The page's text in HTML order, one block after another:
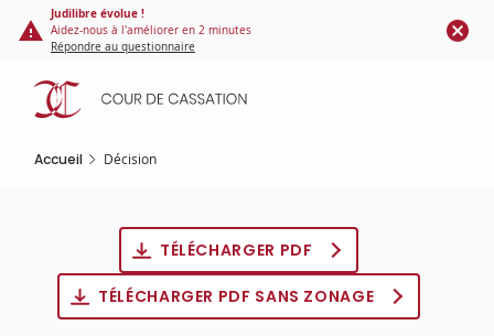
Panneau de gestion des cookies
contenu
principal
Judilibre évolue !
Aidez-nous à l'améliorer en 2 minutes
Répondre au questionnaire
Accueil Décision
TÉLÉCHARGER PDF
TÉLÉCHARGER PDF SANS ZONAGE